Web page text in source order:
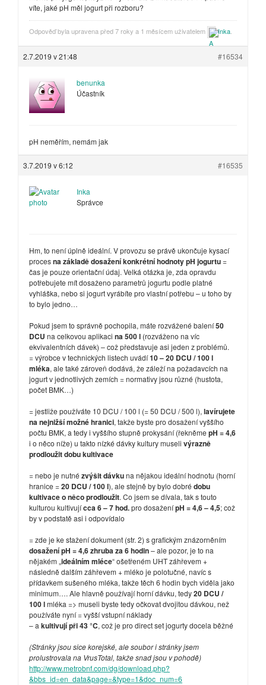
víte, jaké pH měl jogurt při rozboru?
Odpověď byla upravena před 7 roky a 1 měsícem uživatelem Inka
2.7.2019 v 21:48 #16534
benunka
Účastník
pH neměřím, nemám jak
3.7.2019 v 6:12 #16535
Inka
Správce
Hm, to není úplně ideální. V provozu se právě ukončuje kysací
procesna základě dosažení konkrétní hodnoty pH jogurtu=
čas je pouze orientační údaj. Velká otázka je, zda opravdu
potřebujete mít dosaženo parametrů jogurtu podle platné
vyhláška, nebo si jogurt vyrábíte pro vlastní potřebu – u toho by
to bylo jedno…
Pokud jsem to správně pochopila, máte rozvážené balení50
DCU na celkovou aplikaci na 500 l (rozváženo na víc
ekvivalentních dávek) – což představuje asi jeden z problémů.
= výrobce v technických listech uvádí10 – 20 DCU / 100 l
mléka, ale také zároveň dodává, že záleží na požadavcích na
jogurt v jednotlivých zemích = normativy jsou různé (hustota,
počet BMK…)
= jestliže používáte 10 DCU / 100 l (= 50 DCU / 500 l), lavírujete
na nejnižší možné hranici, takže byste pro dosažení vyššího
počtu BMK, a tedy i vyššího stupně prokysání (řekněme pH = 4,6
i o něco níže) u takto nízké dávky kultury museli výrazně
prodloužit dobu kultivace
= nebo je nutné zvýšit dávkuna nějakou ideální hodnotu (horní
hranice =20 DCU / 100 l), ale stejně by bylo dobré dobu
kultivace o něco prodloužit. Co jsem se dívala, tak s touto
kulturou kultivujícca 6 – 7 hod.pro dosaženípH = 4,6 – 4,5; což
by v podstatě asi i odpovídalo
= zde je ke stažení dokument (str. 2) s grafickým znázorněním
dosažení pH = 4,6 zhruba za 6 hodin– ale pozor, je to na
nějakém „ideálním mléce“ ošetřeném UHT záhřevem +
následně dalším záhřevem + mléko je polotučné, navíc s
přídavkem sušeného mléka, takže těch 6 hodin bych viděla jako
minimum…. Ale hlavně používají horní dávku, tedy20 DCU /
100 lmléka => museli byste tedy očkovat dvojitou dávkou, než
používáte nyní = vyšší vstupní náklady
– a kultivují při 43 °C, což je pro direct set jogurty docela běžné
(Stránky jsou sice korejské, ale soubor i stránky jsem
prolustrovala na VrusTotal, takže snad jsou v pohodě)
http://www.metrobnf.com/dg/download.php?
&bbs_id=en_data&page=&type=1&doc_num=6